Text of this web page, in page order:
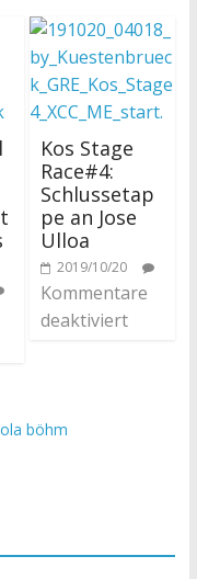
Kos Stage
Race#4:
Schlussetap
pe an Jose
Ulloa
2019/10/20
Kommentare
deaktiviert